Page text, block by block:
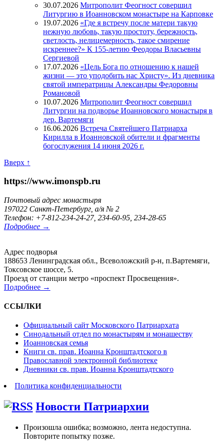
30.07.2026 Митрополит Феогност совершил
Литургию в Иоанновском монастыре на Карповке
19.07.2026 «Где я встречу после матери такую
нежную любовь, такую простоту, бережность,
светлость, нелицемерность, такое смирение
искреннее?» К 155-летию Феодоры Власьевны
Сергиевой
17.07.2026 «Цель Бога по отношению к нашей
жизни — это уподобить нас Христу». Из дневника
святой императрицы Александры Федоровны
Романовой
10.07.2026 Митрополит Феогност совершил
Литургии на подворье Иоанновского монастыря в
дер. Вартемяги
16.06.2026 Встреча Святейшего Патриарха
Кирилла в Иоанновской обители и фрагменты
богослужения 14 июня 2026 г.
Вверх ↑
https://www.imonspb.ru
Почтовый адрес монастыря
197022 Санкт-Петербург, а/я № 2
Телефон: +7-812-234-24-27, 234-60-95, 234-28-65
Подробнее →
Адрес подворья
188653 Ленинградская обл., Всеволожский р-н, п.Вартемяги,
Токсовское шоссе, 5.
Проезд от станции метро «проспект Просвещения».
Подробнее →
ССЫЛКИ
Официальный сайт Московского Патриархата
Синодальный отдел по монастырям и монашеству
Иоанновская семья
Книги св. прав. Иоанна Кронштадтского в
Православной электронной библиотеке
Дневники св. прав. Иоанна Кронштадтского
Политика конфиденциальности
Новости Патриархии
Произошла ошибка; возможно, лента недоступна.
Повторите попытку позже.